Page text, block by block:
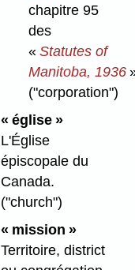
chapitre 95
des
« Statutes of
Manitoba, 1936
("corporation")
« église »
L'Église
épiscopale du
Canada.
("church")
« mission »
Territoire, district